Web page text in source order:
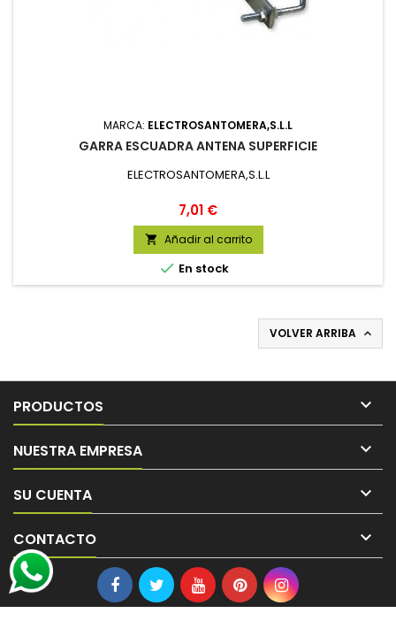
MARCA: ELECTROSANTOMERA,S.L.L
GARRA ESCUADRA ANTENA SUPERFICIE
ELECTROSANTOMERA,S.L.L
Precio
7,01 €
 Añadir al carrito
 En stock
VOLVER ARRIBA 
PRODUCTOS 
NUESTRA EMPRESA 
SU CUENTA 
CONTACTO 